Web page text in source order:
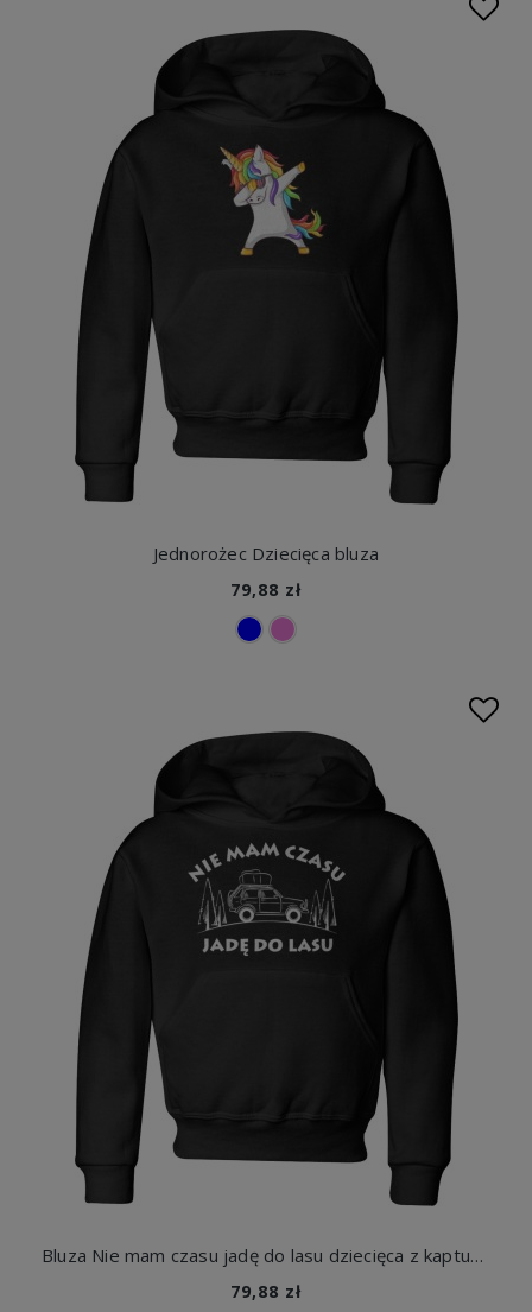
Jednorożec Dziecięca bluza
79,88 zł
Bluza Nie mam czasu jadę do lasu dziecięca z kapturem
79,88 zł